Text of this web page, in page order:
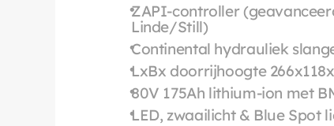
ZAPI-controller
Linde/Still)
Continental hydrauliek
LxBx doorrijhoogte
80V 175Ah lithium-ion met
LED, zwaailicht & Blue Spot